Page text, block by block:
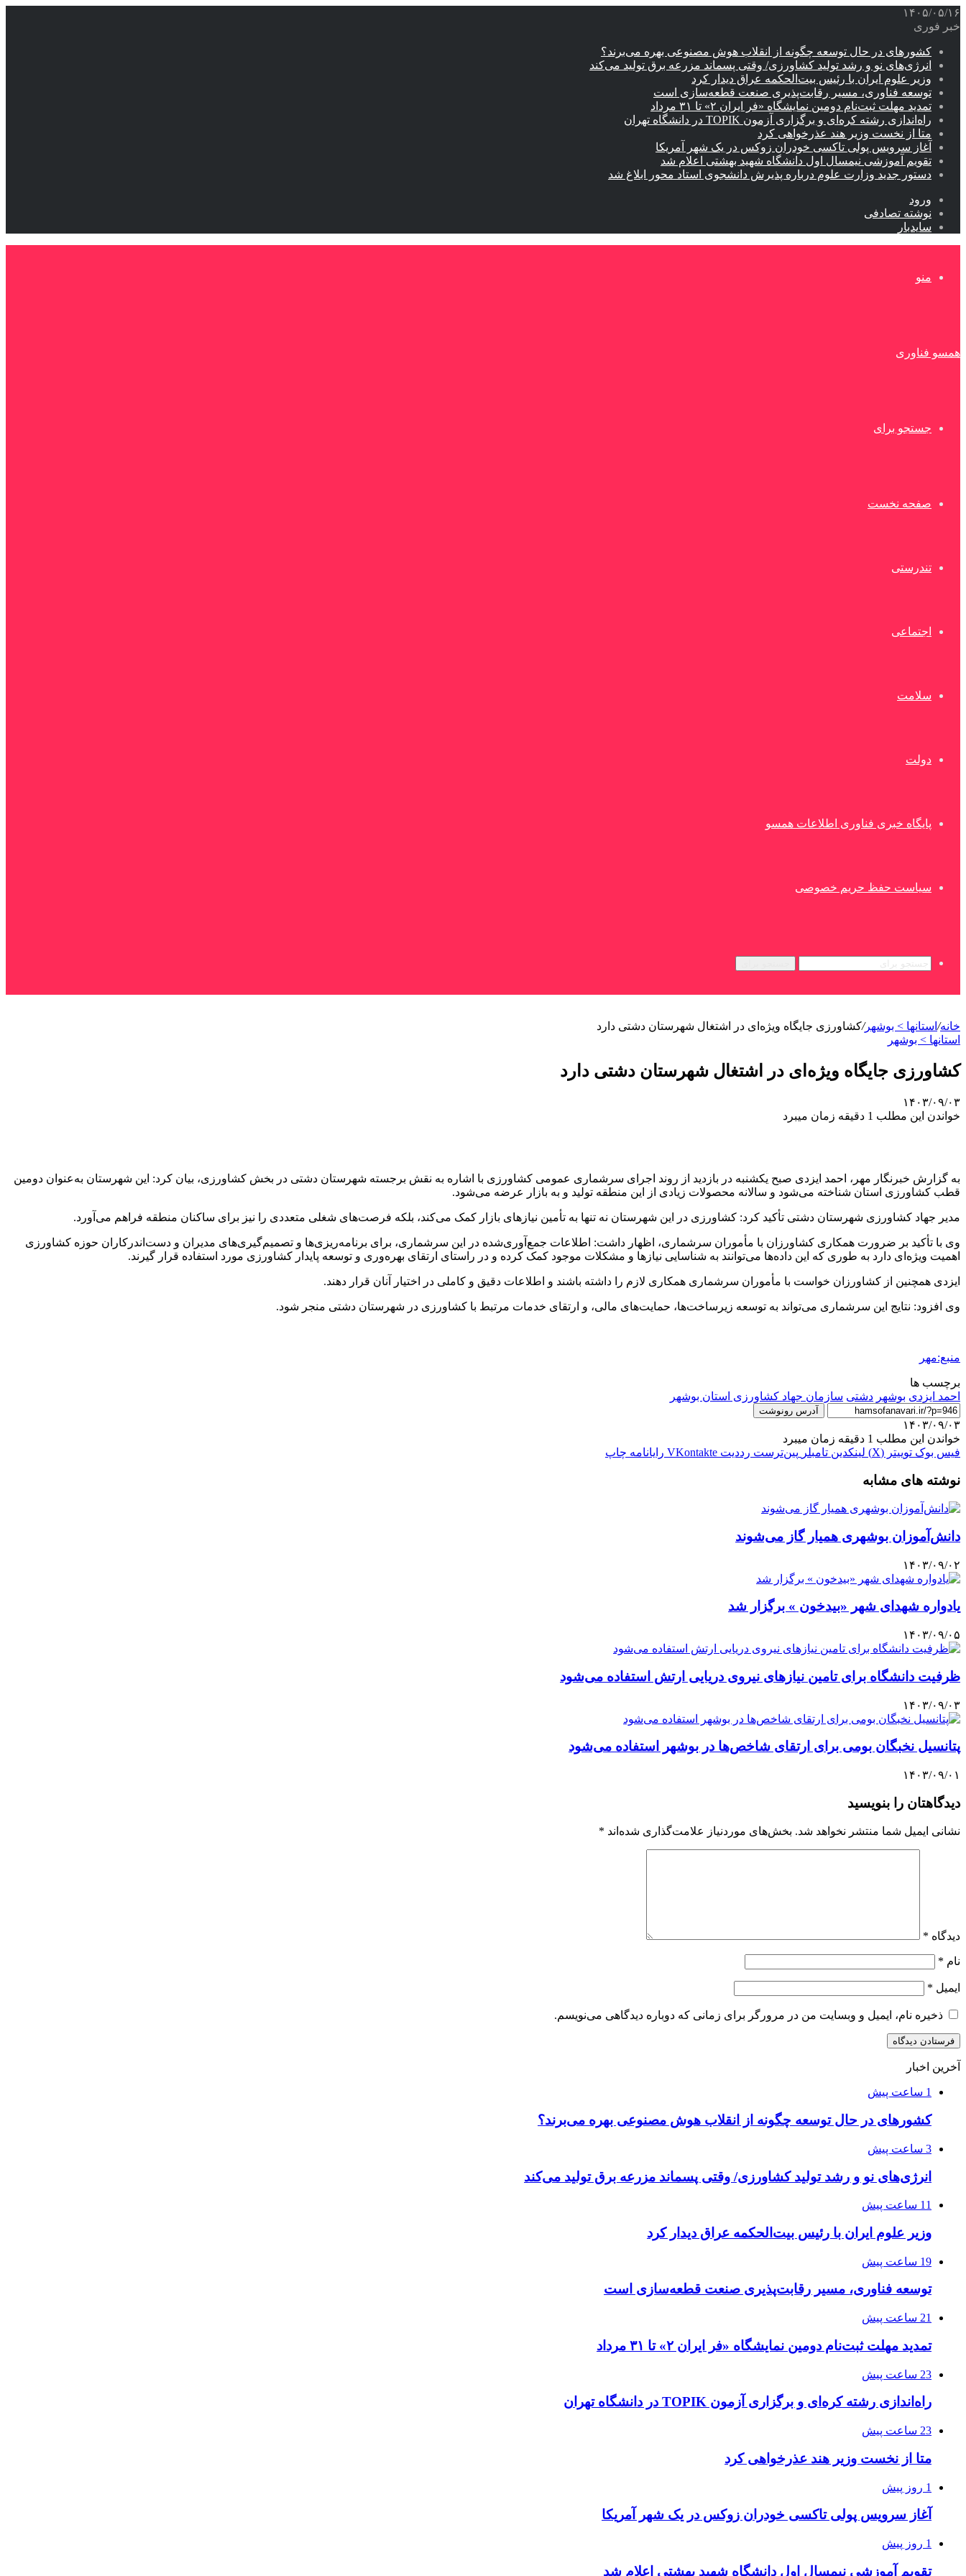
۱۴۰۵/۰۵/۱۶
خبر فوری
کشورهای در حال توسعه چگونه از انقلاب هوش مصنوعی بهره می‌برند؟
انرژی‌های نو و رشد تولید کشاورزی/ وقتی پسماند مزرعه‌ برق تولید می‌کند
وزیر علوم ایران با رئیس بیت‌الحکمه عراق دیدار کرد
توسعه فناوری، مسیر رقابت‌پذیری صنعت قطعه‌سازی است
تمدید مهلت ثبت‌نام دومین نمایشگاه «فر ایران ۲» تا ۳۱ مرداد
راه‌اندازی رشته کره‌ای و برگزاری آزمون TOPIK در دانشگاه تهران
متا از نخست وزیر هند عذرخواهی کرد
آغاز سرویس پولی تاکسی خودران زوکس در یک شهر آمریکا
تقویم آموزشی نیمسال اول دانشگاه شهید بهشتی اعلام شد
دستور جدید وزارت علوم درباره پذیرش دانشجوی استاد محور ابلاغ شد
ورود
نوشته تصادفی
سایدبار
منو
همسو فناوری
جستجو برای
صفحه نخست
تندرستی
اجتماعی
سلامت
دولت
پایگاه خبری فناوری اطلاعات همسو
سیاست حفظ حریم خصوصی
خانه/ استانها > بوشهر/کشاورزی جایگاه ویژه‌ای در اشتغال شهرستان دشتی دارد
استانها > بوشهر
کشاورزی جایگاه ویژه‌ای در اشتغال شهرستان دشتی دارد
۱۴۰۳/۰۹/۰۳
خواندن این مطلب 1 دقیقه زمان میبرد
به گزارش خبرنگار مهر، احمد ایزدی صبح یکشنبه در بازدید از روند اجرای سرشماری عمومی کشاورزی با اشاره به نقش برجسته شهرستان دشتی در بخش کشاورزی، بیان کرد: این شهرستان به‌عنوان دومین
قطب کشاورزی استان شناخته می‌شود و سالانه محصولات زیادی از این منطقه تولید و به بازار عرضه می‌شود.
مدیر جهاد کشاورزی شهرستان دشتی تأکید کرد: کشاورزی در این شهرستان نه تنها به تأمین نیازهای بازار کمک می‌کند، بلکه فرصت‌های شغلی متعددی را نیز برای ساکنان منطقه فراهم می‌آورد.
وی با تأکید بر ضرورت همکاری کشاورزان با مأموران سرشماری، اظهار داشت: اطلاعات جمع‌آوری‌شده در این سرشماری، برای برنامه‌ریزی‌ها و تصمیم‌گیری‌های مدیران و دست‌اندرکاران حوزه کشاورزی
اهمیت ویژه‌ای دارد به طوری که این داده‌ها می‌توانند به شناسایی نیازها و مشکلات موجود کمک کرده و در راستای ارتقای بهره‌وری و توسعه پایدار کشاورزی مورد استفاده قرار گیرند.
ایزدی همچنین از کشاورزان خواست با مأموران سرشماری همکاری لازم را داشته باشند و اطلاعات دقیق و کاملی در اختیار آنان قرار دهند.
وی افزود: نتایج این سرشماری می‌تواند به توسعه زیرساخت‌ها، حمایت‌های مالی، و ارتقای خدمات مرتبط با کشاورزی در شهرستان دشتی منجر شود.
منبع:مهر
برچسب ها
احمد ایزدی بوشهر دشتی سازمان جهاد کشاورزی استان بوشهر
آدرس رونوشت
۱۴۰۳/۰۹/۰۳
خواندن این مطلب 1 دقیقه زمان میبرد
فیس بوک توییتر (X) لینکدین ‫تامبلر ‫پین‌ترست ‫رددیت ‫VKontakte رایانامه چاپ
نوشته های مشابه
دانش‌آموزان بوشهری همیار گاز می‌شوند
۱۴۰۳/۰۹/۰۲
یادواره شهدای شهر «بیدخون » برگزار شد
۱۴۰۳/۰۹/۰۵
ظرفیت دانشگاه برای تامین نیازهای نیروی دریایی ارتش استفاده می‌شود
۱۴۰۳/۰۹/۰۳
پتانسیل نخبگان بومی برای ارتقای شاخص‌ها در بوشهر استفاده می‌شود
۱۴۰۳/۰۹/۰۱
دیدگاهتان را بنویسید
نشانی ایمیل شما منتشر نخواهد شد. بخش‌های موردنیاز علامت‌گذاری شده‌اند *
دیدگاه *
نام *
ایمیل *
ذخیره نام، ایمیل و وبسایت من در مرورگر برای زمانی که دوباره دیدگاهی می‌نویسم.
آخرین اخبار
1 ساعت پیش
کشورهای در حال توسعه چگونه از انقلاب هوش مصنوعی بهره می‌برند؟
3 ساعت پیش
انرژی‌های نو و رشد تولید کشاورزی/ وقتی پسماند مزرعه‌ برق تولید می‌کند
11 ساعت پیش
وزیر علوم ایران با رئیس بیت‌الحکمه عراق دیدار کرد
19 ساعت پیش
توسعه فناوری، مسیر رقابت‌پذیری صنعت قطعه‌سازی است
21 ساعت پیش
تمدید مهلت ثبت‌نام دومین نمایشگاه «فر ایران ۲» تا ۳۱ مرداد
23 ساعت پیش
راه‌اندازی رشته کره‌ای و برگزاری آزمون TOPIK در دانشگاه تهران
23 ساعت پیش
متا از نخست وزیر هند عذرخواهی کرد
1 روز پیش
آغاز سرویس پولی تاکسی خودران زوکس در یک شهر آمریکا
1 روز پیش
تقویم آموزشی نیمسال اول دانشگاه شهید بهشتی اعلام شد